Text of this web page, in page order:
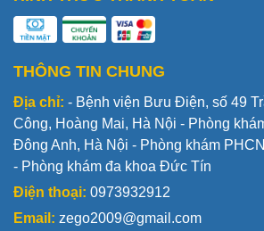
THÔNG TIN CHUNG
Địa chỉ: - Bệnh viện Bưu Điện, số 49
Công, Hoàng Mai, Hà Nội - Phòng
Đông Anh, Hà Nội - Phòng khám
- Phòng khám đa khoa Đức Tín
Điện thoại: 0973932912
Email: zego2009@gmail.com